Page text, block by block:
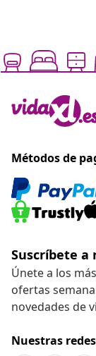
Métodos de
Suscríbete
Únete a los
ofertas
novedades de
Nuestras